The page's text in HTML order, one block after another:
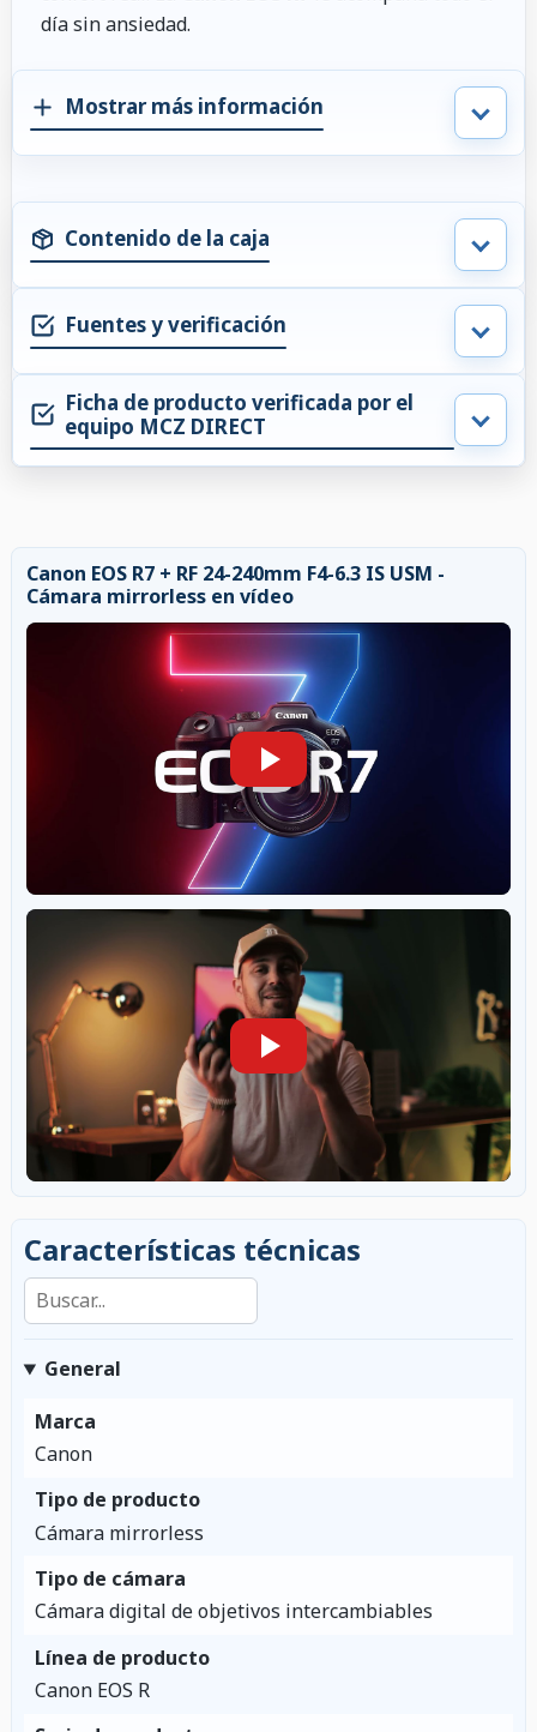
día sin ansiedad.
Mostrar más información
Contenido de la caja
Fuentes y verificación
Ficha de producto verificada por el
equipo MCZ DIRECT
Canon EOS R7 + RF 24-240mm F4-6.3 IS USM -
Cámara mirrorless en vídeo
Características técnicas
Buscar en las características
General
Marca
Canon
Tipo de producto
Cámara mirrorless
Tipo de cámara
Cámara digital de objetivos intercambiables
Línea de producto
Canon EOS R